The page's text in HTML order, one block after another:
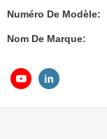
Numéro De Modèle:
Nom De Marque: